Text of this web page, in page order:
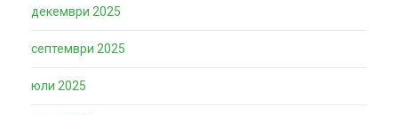
декември 2025
септември 2025
юли 2025